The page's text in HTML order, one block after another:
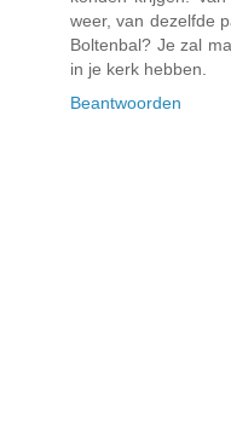
weer, van dezelfde
Boltenbal? Je zal
in je kerk hebben.
Beantwoorden